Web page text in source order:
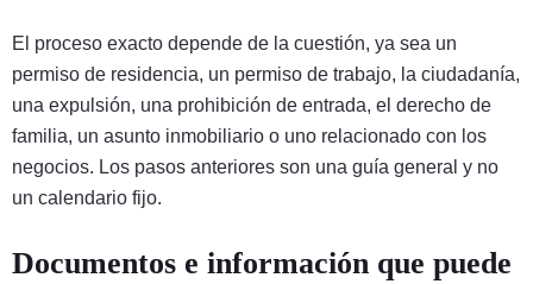
El proceso exacto depende de la cuestión, ya sea un
permiso de residencia, un permiso de trabajo, la ciudadanía,
una expulsión, una prohibición de entrada, el derecho de
familia, un asunto inmobiliario o uno relacionado con los
negocios. Los pasos anteriores son una guía general y no
un calendario fijo.
Documentos e información que puede